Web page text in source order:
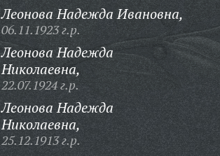
Леонова Надежда Ивановна,
06.11.1923 г.р.
Леонова Надежда
Николаевна,
22.07.1924 г.р.
Леонова Надежда
Николаевна,
25.12.1913 г.р.